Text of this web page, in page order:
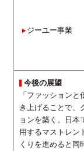
ジーユー事業
今後の展望
「ファッション
き上げることで、
ョンを築く。日本
用するマストレン
くりを進めると同